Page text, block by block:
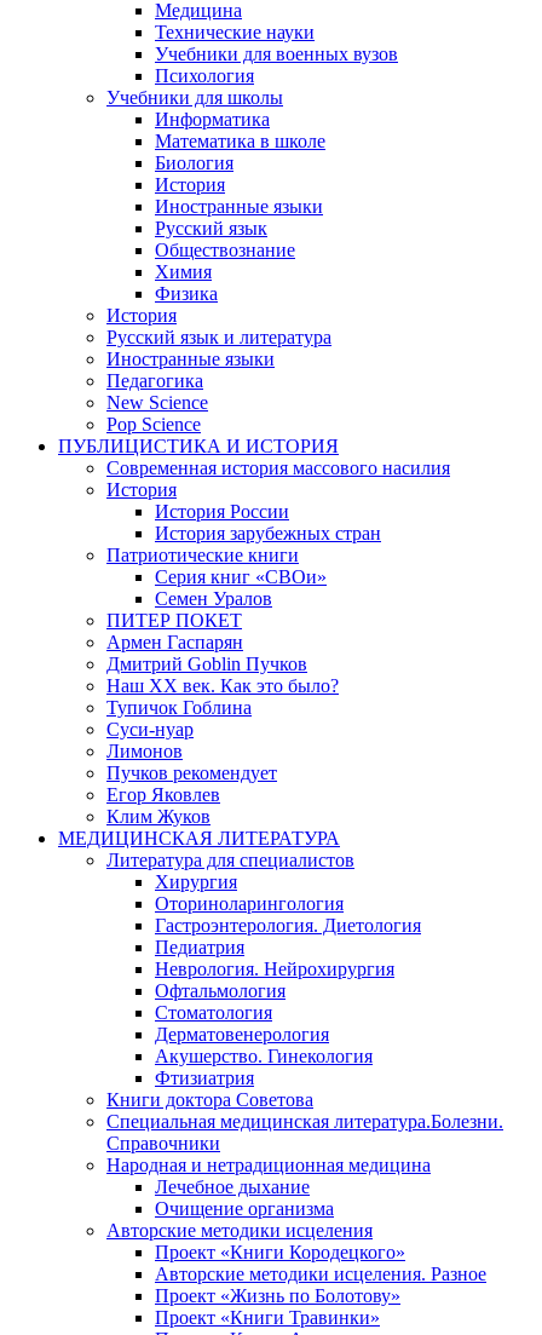
Медицина
Технические науки
Учебники для военных вузов
Психология
Учебники для школы
Информатика
Математика в школе
Биология
История
Иностранные языки
Русский язык
Обществознание
Химия
Физика
История
Русский язык и литература
Иностранные языки
Педагогика
New Science
Pop Science
ПУБЛИЦИСТИКА И ИСТОРИЯ
Современная история массового насилия
История
История России
История зарубежных стран
Патриотические книги
Серия книг «СВОи»
Семен Уралов
ПИТЕР ПОКЕТ
Армен Гаспарян
Дмитрий Goblin Пучков
Наш XX век. Как это было?
Тупичок Гоблина
Суси-нуар
Лимонов
Пучков рекомендует
Егор Яковлев
Клим Жуков
МЕДИЦИНСКАЯ ЛИТЕРАТУРА
Литература для специалистов
Хирургия
Оториноларингология
Гастроэнтерология. Диетология
Педиатрия
Неврология. Нейрохирургия
Офтальмология
Стоматология
Дерматовенерология
Акушерство. Гинекология
Фтизиатрия
Книги доктора Советова
Специальная медицинская литература.Болезни.
Справочники
Народная и нетрадиционная медицина
Лечебное дыхание
Очищение организма
Авторские методики исцеления
Проект «Книги Кородецкого»
Авторские методики исцеления. Разное
Проект «Жизнь по Болотову»
Проект «Книги Травинки»